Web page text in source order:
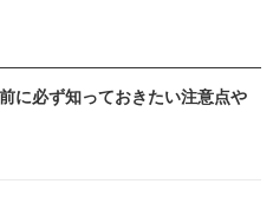
に必ず知っておきたい注意点や